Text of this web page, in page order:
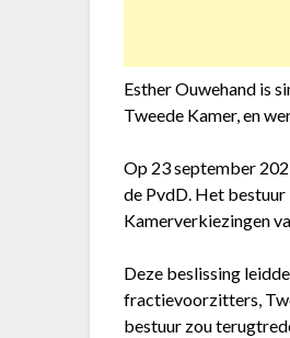
Esther Ouwehand is
Tweede Kamer, en
Op 23 september
de PvdD. Het
Kamerverkiezingen
Deze beslissing
fractievoorzitters,
bestuur zou